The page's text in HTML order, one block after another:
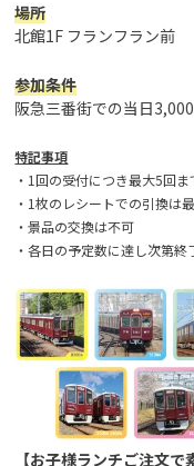
場所
北館1F フランフラン前
参加条件
阪急三番街での当日
特記事項
・1回の受付につき最大5回
・1枚のレシートでの引換は
・景品の交換は不可
・各日の予定数に達し次第終
【お子様ランチご注文で